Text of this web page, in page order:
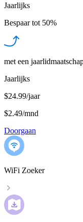
Jaarlijks
Bespaar tot 50%
met een
Jaarlijks
$24.99/jaar
$2.49/mnd
Doorgaan
WiFi Zoeker